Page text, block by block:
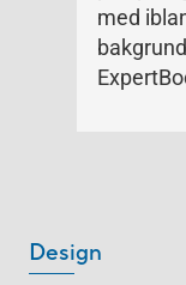
med
Design